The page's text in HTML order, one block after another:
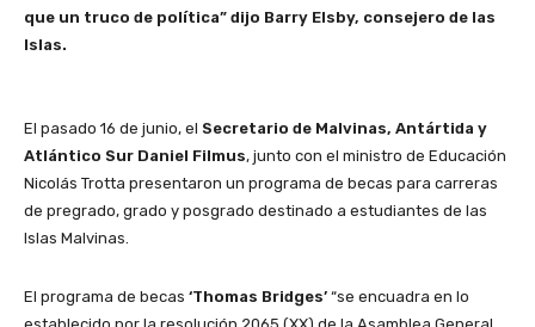
que un truco de política” dijo Barry Elsby, consejero de las
Islas.
El pasado 16 de junio, el Secretario de Malvinas, Antártida y
Atlántico Sur Daniel Filmus, junto con el ministro de Educación
Nicolás Trotta presentaron un programa de becas para carreras
de pregrado, grado y posgrado destinado a estudiantes de las
Islas Malvinas.
El programa de becas ‘Thomas Bridges’ “se encuadra en lo